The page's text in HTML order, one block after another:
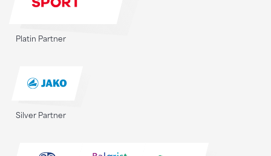
Platin Partner
Silver Partner